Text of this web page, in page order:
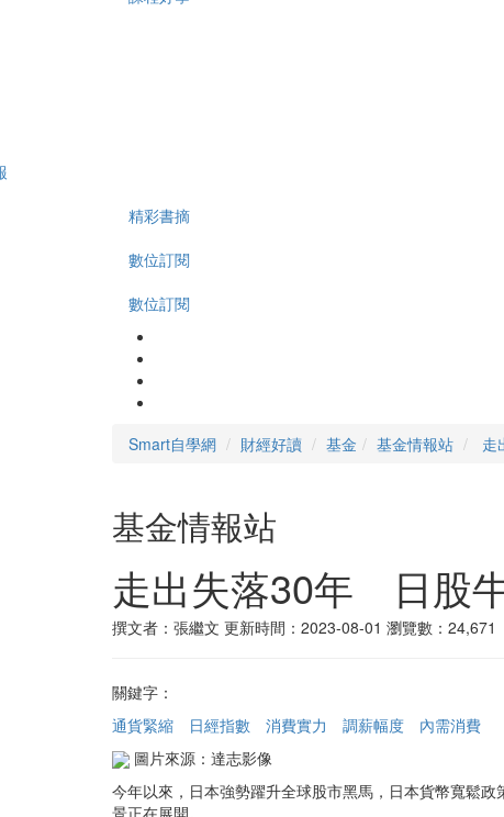
精彩書摘
數位訂閱
數位訂閱
Smart自學網 財經好讀 基金 基金情報站 走
基金情報站
走出失落30年 日股
撰文者：張繼文 更新時間：2023-08-01 瀏覽數：24,671
關鍵字：
通貨緊縮
日經指數 消費實力 調薪幅度
內需消費
圖片來源：達志影像
今年以來，日本強勢躍升全球股市黑馬，日本貨幣寬鬆